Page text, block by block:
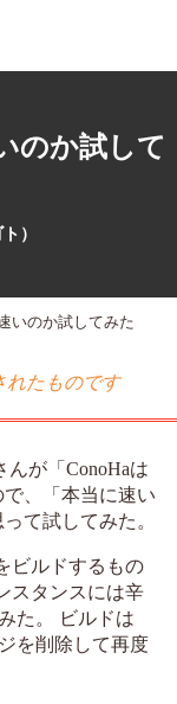
のか試して
）
いのか試してみた
れたものです
んが「ConoHaは
、「本当に速い
て試してみた。
ビルドするもの
スタンスには辛
た。 ビルドは
を削除して再度